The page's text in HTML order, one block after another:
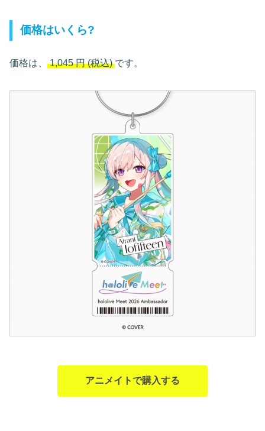
価格はいくら?
価格は、 1,045円(税込) です。
アニメイトで購入する